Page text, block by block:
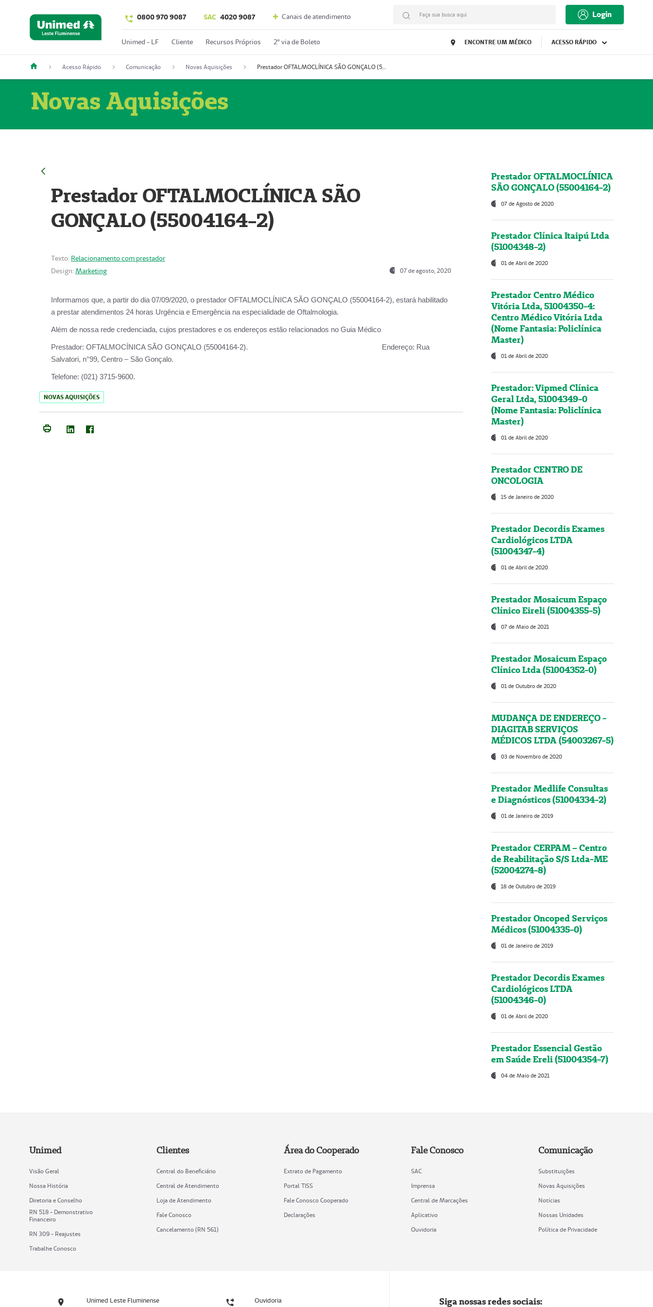
0800 970 9087 SAC 4020 9087 Canais de atendimento Faça sua busca aqui Login
Unimed - LF Cliente Recursos Próprios 2º via de Boleto ENCONTRE UM MÉDICO ACESSO RÁPIDO
Acesso Rápido Comunicação Novas Aquisições Prestador OFTALMOCLÍNICA SÃO GONÇALO (55004164-2)
Novas Aquisições
Prestador OFTALMOCLÍNICA SÃO
GONÇALO (55004164-2)
Texto: Relacionamento com prestador
Design: Marketing 07 de agosto, 2020
Informamos que, a partir do dia 07/09/2020, o prestador OFTALMOCLÍNICA SÃO GONÇALO (55004164-2), estará habilitado
a prestar atendimentos 24 horas Urgência e Emergência na especialidade de Oftalmologia.
Além de nossa rede credenciada, cujos prestadores e os endereços estão relacionados no Guia Médico
Prestador: OFTALMOCÍNICA SÃO GONÇALO (55004164-2). Endereço: Rua
Salvatori, n°99, Centro – São Gonçalo.
Telefone: (021) 3715-9600.
NOVAS AQUISIÇÕES
Prestador OFTALMOCLÍNICA
SÃO GONÇALO (55004164-2)
07 de Agosto de 2020
Prestador Clínica Itaipú Ltda
(51004348-2)
01 de Abril de 2020
Prestador Centro Médico
Vitória Ltda, 51004350-4:
Centro Médico Vitória Ltda
(Nome Fantasia: Policlínica
Master)
01 de Abril de 2020
Prestador: Vipmed Clínica
Geral Ltda, 51004349-0
(Nome Fantasia: Policlínica
Master)
01 de Abril de 2020
Prestador CENTRO DE
ONCOLOGIA
15 de Janeiro de 2020
Prestador Decordis Exames
Cardiológicos LTDA
(51004347-4)
01 de Abril de 2020
Prestador Mosaicum Espaço
Clínico Eireli (51004355-5)
07 de Maio de 2021
Prestador Mosaicum Espaço
Clínico Ltda (51004352-0)
01 de Outubro de 2020
MUDANÇA DE ENDEREÇO -
DIAGITAB SERVIÇOS
MÉDICOS LTDA (54003267-5)
03 de Novembro de 2020
Prestador Medlife Consultas
e Diagnósticos (51004334-2)
01 de Janeiro de 2019
Prestador CERPAM – Centro
de Reabilitação S/S Ltda-ME
(52004274-8)
18 de Outubro de 2019
Prestador Oncoped Serviços
Médicos (51004335-0)
01 de Janeiro de 2019
Prestador Decordis Exames
Cardiológicos LTDA
(51004346-0)
01 de Abril de 2020
Prestador Essencial Gestão
em Saúde Ereli (51004354-7)
04 de Maio de 2021
Unimed
Visão Geral
Nossa História
Diretoria e Conselho
RN 518 - Demonstrativo
Financeiro
RN 309 - Reajustes
Trabalhe Conosco
Clientes
Central do Beneficiário
Central de Atendimento
Loja de Atendimento
Fale Conosco
Cancelamento (RN 561)
Área do Cooperado
Extrato de Pagamento
Portal TISS
Fale Conosco Cooperado
Declarações
Fale Conosco
SAC
Imprensa
Central de Marcações
Aplicativo
Ouvidoria
Comunicação
Substituições
Novas Aquisições
Notícias
Nossas Unidades
Política de Privacidade
Unimed Leste Fluminense Ouvidoria Siga nossas redes sociais: